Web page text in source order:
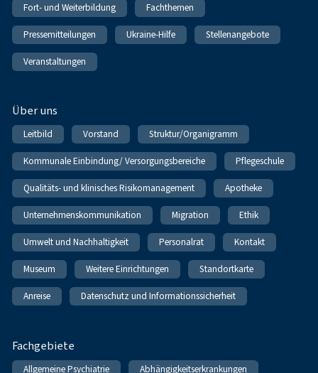
Fort- und Weiterbildung Fachthemen
Pressemitteilungen Ukraine-Hilfe Stellenangebote
Veranstaltungen
Über uns
Leitbild Vorstand Struktur/Organigramm
Kommunale Einbindung/ Versorgungsbereiche Pflegeschule
Qualitäts- und klinisches Risikomanagement Apotheke
Unternehmenskommunikation Migration Ethik
Umwelt und Nachhaltigkeit Personalrat Kontakt
Museum Weitere Einrichtungen Standortkarte
Anreise Datenschutz und Informationssicherheit
Fachgebiete
Allgemeine Psychiatrie Abhängigkeitserkrankungen